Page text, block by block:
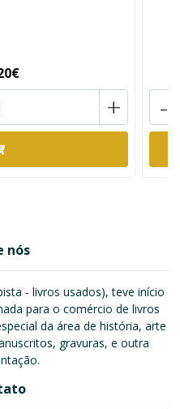
+ -
nós
- livros usados), teve início
para o comércio de livros
da área de história, arte
gravuras, e outra